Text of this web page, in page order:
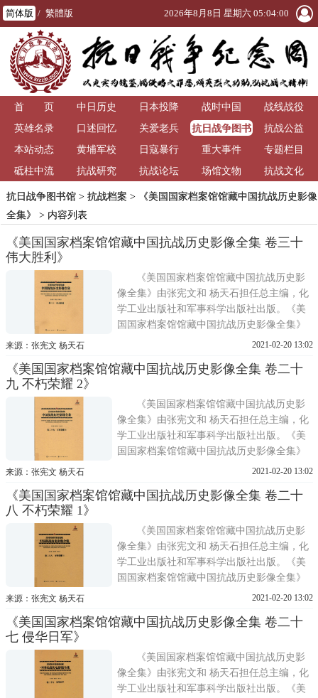
简体版 / 繁體版 2026年8月8日 星期六 05:04:00
首 页 中日历史 日本投降 战时中国
战线战役
英雄名录
口述回忆 关爱老兵
抗日战争图书
馆
抗战公益
本站动态
黄埔军校 日寇暴行 重大事件
专题栏目
砥柱中流
抗战研究 抗战论坛 场馆文物 抗战文化
抗日战争图书馆> 抗战档案>
《美国国家档案馆馆藏中国抗战历史影像
全集》
> 内容列表
《美国国家档案馆馆藏中国抗战历史影像全集 卷三十
伟大胜利》
《美国国家档案馆馆藏中国抗战历史影
像全集》由张宪文和 杨天石担任总主编，化
学工业出版社和军事科学出版社出版。《美
国国家档案馆馆藏中国抗战历史影像全集》
共分30卷，从战场、训练、军备、医疗、国
抗战时期敌后战场、正面战场和国际合作的
抗战历史影像全集
来源：张宪文 杨天石 2021-02-20 13:02
《美国国家档案馆馆藏中国抗战历史影像全集 卷二十
九 不朽荣耀 2》
《美国国家档案馆馆藏中国抗战历史影
像全集》由张宪文和 杨天石担任总主编，化
学工业出版社和军事科学出版社出版。《美
国国家档案馆馆藏中国抗战历史影像全集》
共分30卷，从战场、训练、军备、医疗、国
抗战时期敌后战场、正面战场和国际合作的
抗战历史影像全集
来源：张宪文 杨天石 2021-02-20 13:02
《美国国家档案馆馆藏中国抗战历史影像全集 卷二十
八 不朽荣耀 1》
《美国国家档案馆馆藏中国抗战历史影
像全集》由张宪文和 杨天石担任总主编，化
学工业出版社和军事科学出版社出版。《美
国国家档案馆馆藏中国抗战历史影像全集》
共分30卷，从战场、训练、军备、医疗、国
抗战时期敌后战场、正面战场和国际合作的
抗战历史影像全集
来源：张宪文 杨天石 2021-02-20 13:02
《美国国家档案馆馆藏中国抗战历史影像全集 卷二十
七 侵华日军》
《美国国家档案馆馆藏中国抗战历史影
像全集》由张宪文和 杨天石担任总主编，化
学工业出版社和军事科学出版社出版。《美